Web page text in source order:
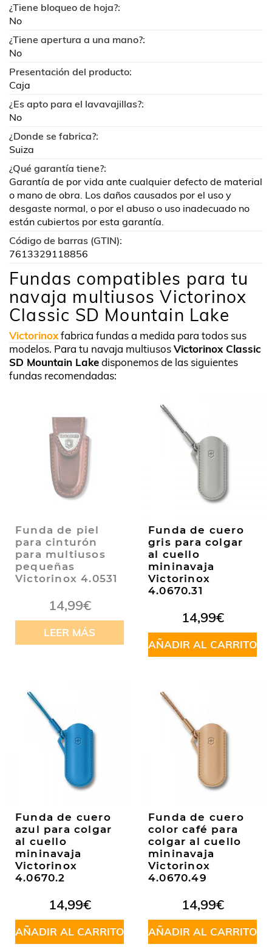
¿Tiene bloqueo de hoja?:
No
¿Tiene apertura a una mano?:
No
Presentación del producto:
Caja
¿Es apto para el lavavajillas?:
No
¿Donde se fabrica?:
Suiza
¿Qué garantía tiene?:
Garantía de por vida ante cualquier defecto de material
o mano de obra. Los daños causados por el uso y
desgaste normal, o por el abuso o uso inadecuado no
están cubiertos por esta garantía.
Código de barras (GTIN):
7613329118856
Fundas compatibles para tu
navaja multiusos Victorinox
Classic SD Mountain Lake
Victorinoxfabrica fundas a medida para todos sus
modelos. Para tu navaja multiusosVictorinox Classic
SD Mountain Lakedisponemos de las siguientes
fundas recomendadas:
Funda de piel
para cinturón
para multiusos
pequeñas
Victorinox 4.0531
14,99€
LEER MÁS
Funda de cuero
gris para colgar
al cuello
mininavaja
Victorinox
4.0670.31
14,99€
AÑADIR AL CARRITO
Funda de cuero
azul para colgar
al cuello
mininavaja
Victorinox
4.0670.2
14,99€
AÑADIR AL CARRITO
Funda de cuero
color café para
colgar al cuello
mininavaja
Victorinox
4.0670.49
14,99€
AÑADIR AL CARRITO